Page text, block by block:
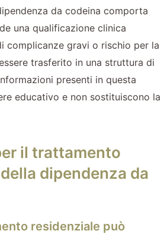
da codeina comporta
una qualificazione clinica
complicanze gravi o rischio per la
trasferito in una struttura di
presenti in questa
educativo e non sostituiscono la
il trattamento
dipendenza da
residenziale può